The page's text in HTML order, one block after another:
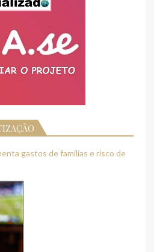
gastos de famílias e risco de